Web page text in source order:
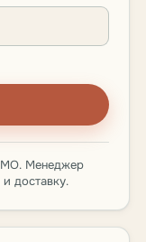
МО. Менеджер
доставку.